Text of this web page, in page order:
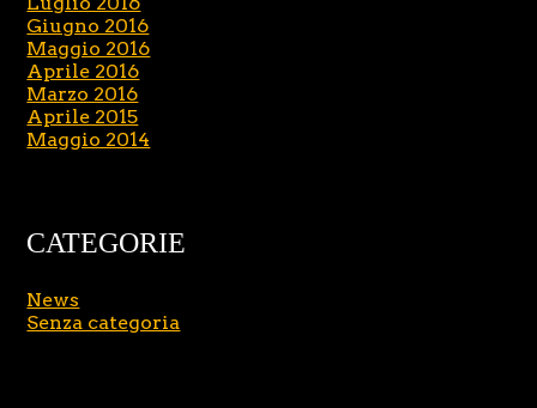
Giugno 2016
Maggio 2016
Aprile 2016
Marzo 2016
Aprile 2015
Maggio 2014
CATEGORIE
News
Senza categoria